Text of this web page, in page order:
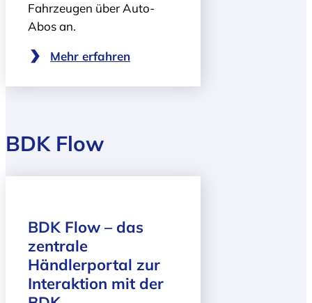
Fahrzeugen über Auto-
Abos an.
Mehr erfahren
BDK Flow
BDK Flow – das
zentrale
Händlerportal zur
Interaktion mit der